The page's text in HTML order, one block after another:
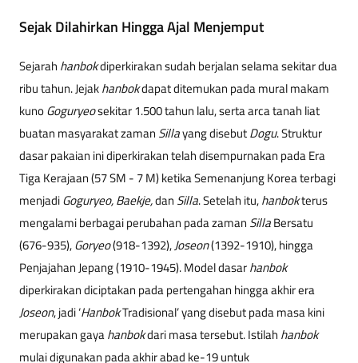
Sejak Dilahirkan Hingga Ajal Menjemput
Sejarah hanbokdiperkirakan sudah berjalan selama sekitar dua
ribu tahun. Jejakhanbokdapat ditemukan pada mural makam
kunoGoguryeosekitar 1.500 tahun lalu, serta arca tanah liat
buatan masyarakat zaman Sillayang disebutDogu. Struktur
dasar pakaian ini diperkirakan telah disempurnakan pada Era
Tiga Kerajaan (57 SM - 7 M) ketika Semenanjung Korea terbagi
menjadiGoguryeo, Baekje,dan Silla. Setelah itu,hanbokterus
mengalami berbagai perubahan pada zaman SillaBersatu
(676-935),Goryeo(918-1392),Joseon(1392-1910), hingga
Penjajahan Jepang (1910-1945). Model dasarhanbok
diperkirakan diciptakan pada pertengahan hingga akhir era
Joseon, jadi ‘HanbokTradisional’ yang disebut pada masa kini
merupakan gayahanbokdari masa tersebut. Istilah hanbok
mulai digunakan pada akhir abad ke-19 untuk